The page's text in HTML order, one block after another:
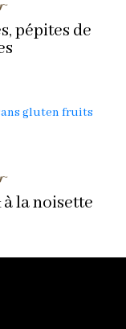
pépites de
la noisette